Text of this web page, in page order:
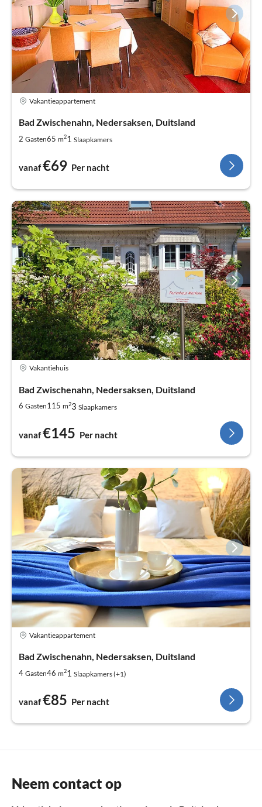
Vakantieappartement
Bad Zwischenahn, Nedersaksen, Duitsland
2 Gasten65 m21 Slaapkamers
vanaf€69 Per nacht
Vakantiehuis
Bad Zwischenahn, Nedersaksen, Duitsland
6 Gasten115 m23 Slaapkamers
vanaf€145 Per nacht
Vakantieappartement
Bad Zwischenahn, Nedersaksen, Duitsland
4 Gasten46 m21 Slaapkamers (+1)
vanaf€85 Per nacht
Neem contact op